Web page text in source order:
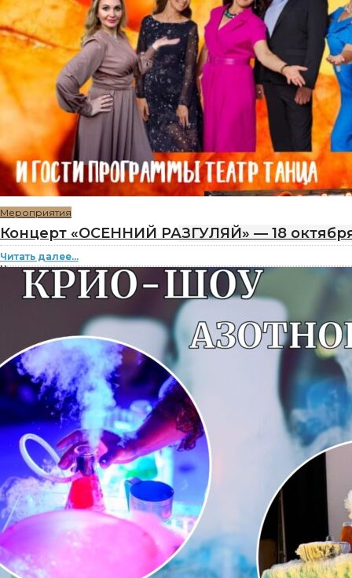
Мероприятия
Концерт «ОСЕННИЙ РАЗГУЛЯЙ» — 18
Читать далее...